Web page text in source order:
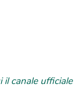
il canale ufficiale